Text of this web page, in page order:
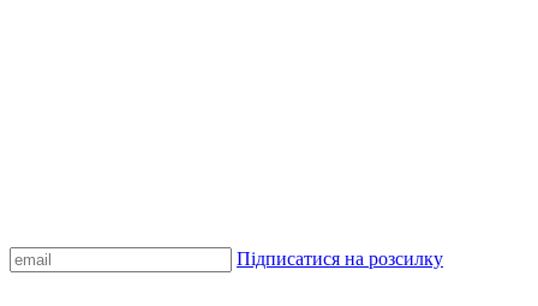
Підписатися на розсилку